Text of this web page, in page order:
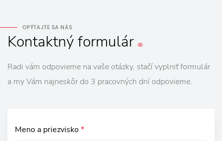
OPÝTAJTE SA NÁS
Kontaktnýformulár
Radi vám odpovieme na vaše otázky, stačí vyplniť formulár
a my Vám najneskôr do 3 pracovných dní odpovieme.
Meno a priezvisko*